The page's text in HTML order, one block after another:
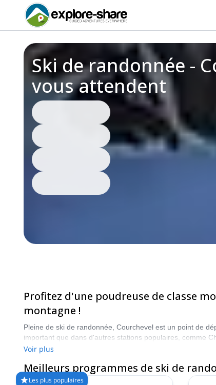
Ski de randonnée -
vous attendent
Profitez d'une poudreuse de classe
montagne !
Pleine de ski de randonnée, Courchevel est un point de
important que dans d'autres stations populaires, comme
Voir plus
Meilleurs programmes de ski de
Les plus populaires